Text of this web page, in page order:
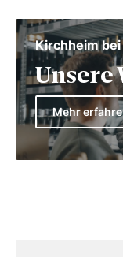
Kirchheim
Unsere
Mehr